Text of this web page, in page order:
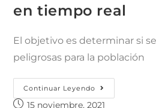
en tiempo real
El objetivo es determinar si
peligrosas para la población
Continuar Leyendo
15 noviembre, 2021